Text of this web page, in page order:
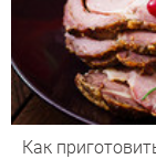
Как